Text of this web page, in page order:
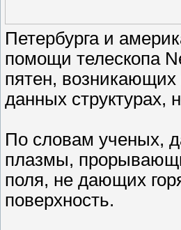
Петербурга и
помощи телескопа
пятен, возникающих
данных структурах,
По словам ученых,
плазмы,
поля, не дающих
поверхность.